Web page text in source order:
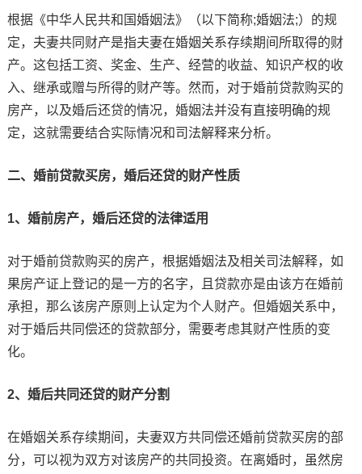
根据《中华人民共和国婚姻法》（以下简称;婚姻法;）的规
定，夫妻共同财产是指夫妻在婚姻关系存续期间所取得的财
产。这包括工资、奖金、生产、经营的收益、知识产权的收
入、继承或赠与所得的财产等。然而，对于婚前贷款购买的
房产，以及婚后还贷的情况，婚姻法并没有直接明确的规
定，这就需要结合实际情况和司法解释来分析。
二、婚前贷款买房，婚后还贷的财产性质
1、婚前房产，婚后还贷的法律适用
对于婚前贷款购买的房产，根据婚姻法及相关司法解释，如
果房产证上登记的是一方的名字，且贷款亦是由该方在婚前
承担，那么该房产原则上认定为个人财产。但婚姻关系中，
对于婚后共同偿还的贷款部分，需要考虑其财产性质的变
化。
2、婚后共同还贷的财产分割
在婚姻关系存续期间，夫妻双方共同偿还婚前贷款买房的部
分，可以视为双方对该房产的共同投资。在离婚时，虽然房